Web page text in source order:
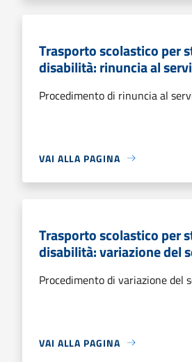
Trasporto scolastico per
disabilità: rinuncia al
Procedimento di rinuncia al
VAI ALLA PAGINA
Trasporto scolastico per
disabilità: variazione del
Procedimento di variazione del
VAI ALLA PAGINA